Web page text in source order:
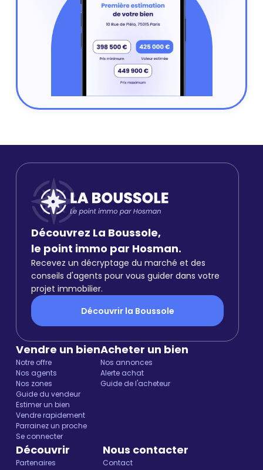
Découvrez La Boussole,
le point immo par Hosman.
Recevez un décryptage du marché et des
conseils d'agents pour vous guider dans votre
projet immobilier.
Découvrir la Boussole
Vendre un bien
Notre offre
Nos agents
Nos zones
Guide du vendeur
Estimer un bien
Vendre rapidement
Parrainez un proche
Se connecter
Acheter un bien
Nos annonces
Alerte achat
Guide de l'acheteur
Découvrir
Partenaires
Nous contacter
Contact